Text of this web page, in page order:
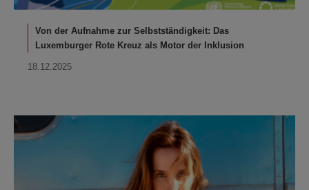
Von der Aufnahme zur Selbstständigkeit: Das
Luxemburger Rote Kreuz als Motor der Inklusion
18.12.2025